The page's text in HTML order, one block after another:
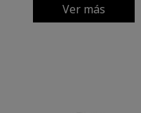
Ver más